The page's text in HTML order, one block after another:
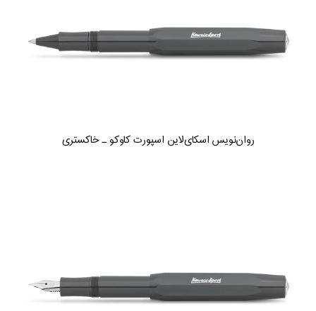
روان‌نویس اسکای‌لاین اسپورت کاوکو ـ خاکستری